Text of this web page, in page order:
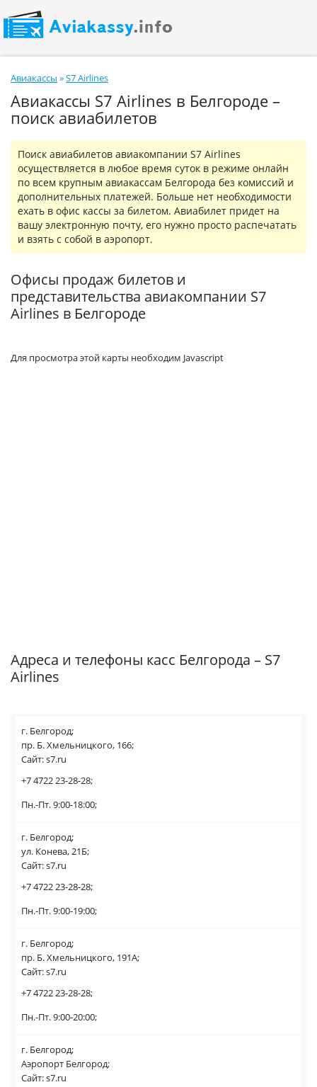
Авиакассы »S7 Airlines
Авиакассы S7 Airlines в Белгороде –
поиск авиабилетов
Поиск авиабилетов авиакомпании S7 Airlines
осуществляется в любое время суток в режиме онлайн
по всем крупным авиакассам Белгорода без комиссий и
дополнительных платежей. Больше нет необходимости
ехать в офис кассы за билетом. Авиабилет придет на
вашу электронную почту, его нужно просто распечатать
и взять с собой в аэропорт.
Офисы продаж билетов и
представительства авиакомпании S7
Airlines в Белгороде
Для просмотра этой карты необходим Javascript
Адреса и телефоны касс Белгорода – S7
Airlines
г. Белгород;
пр. Б. Хмельницкого, 166;
Сайт: s7.ru
+7 4722 23-28-28;
Пн.-Пт. 9:00-18:00;
г. Белгород;
ул. Конева, 21Б;
Сайт: s7.ru
+7 4722 23-28-28;
Пн.-Пт. 9:00-19:00;
г. Белгород;
пр. Б. Хмельницкого, 191А;
Сайт: s7.ru
+7 4722 23-28-28;
Пн.-Пт. 9:00-20:00;
г. Белгород;
Аэропорт Белгород;
Сайт: s7.ru